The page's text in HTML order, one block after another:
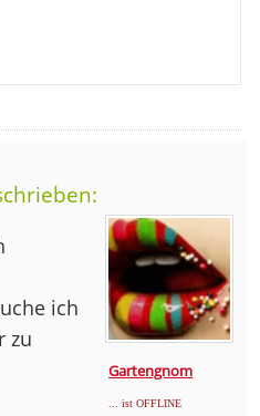
Gartengnom
... ist OFFLINE
ich
zu